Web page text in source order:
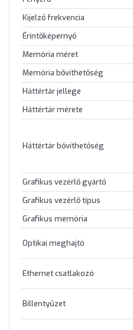
Kijelző frekvencia
Érintőképernyő
Memória méret
Memória bővíthetőség
Háttértár jellege
Háttértár mérete
Háttértár bővíthetőség
Grafikus vezérlő gyártó
Grafikus vezérlő típus
Grafikus memória
Optikai meghajtó
Ethernet csatlakozó
Billentyűzet